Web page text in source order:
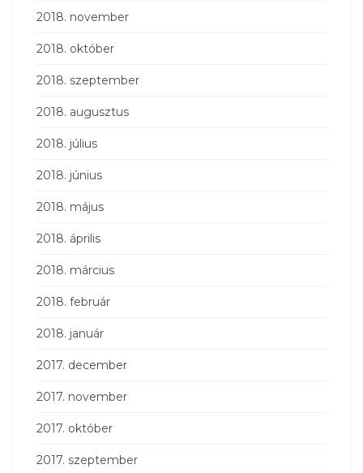
2018. november
2018. október
2018. szeptember
2018. augusztus
2018. július
2018. június
2018. május
2018. április
2018. március
2018. február
2018. január
2017. december
2017. november
2017. október
2017. szeptember